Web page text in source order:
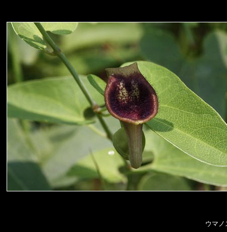
ウマノ